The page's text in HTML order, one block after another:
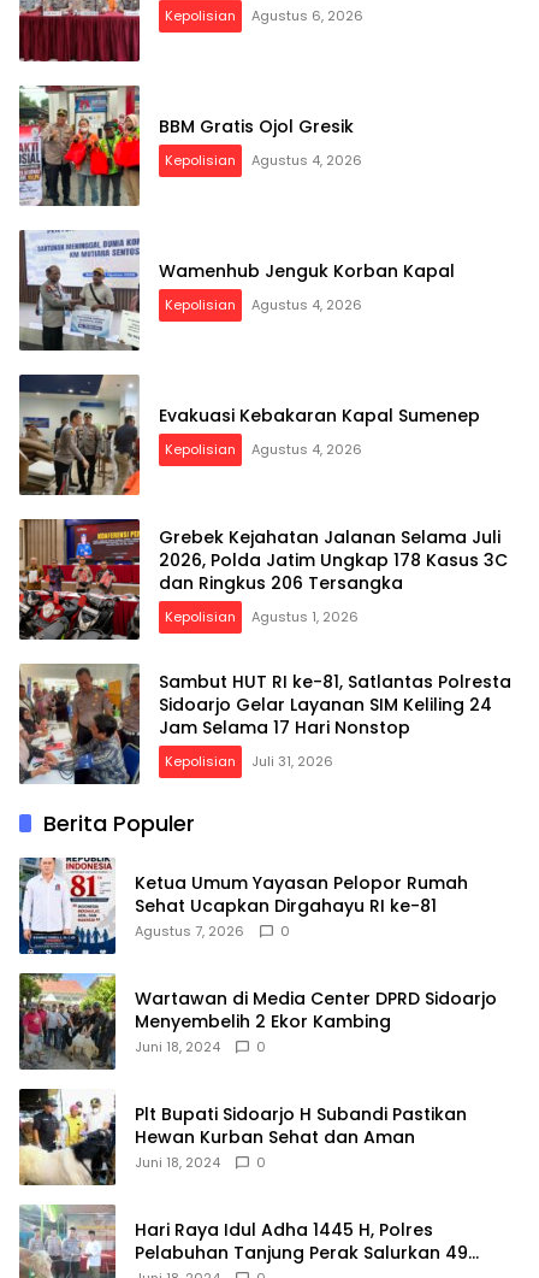
Kepolisian Agustus 6, 2026
BBM Gratis Ojol Gresik
Kepolisian Agustus 4, 2026
Wamenhub Jenguk Korban Kapal
Kepolisian Agustus 4, 2026
Evakuasi Kebakaran Kapal Sumenep
Kepolisian Agustus 4, 2026
Grebek Kejahatan Jalanan Selama Juli
2026, Polda Jatim Ungkap 178 Kasus 3C
dan Ringkus 206 Tersangka
Kepolisian Agustus 1, 2026
Sambut HUT RI ke-81, Satlantas Polresta
Sidoarjo Gelar Layanan SIM Keliling 24
Jam Selama 17 Hari Nonstop
Kepolisian Juli 31, 2026
Berita Populer
Ketua Umum Yayasan Pelopor Rumah
Sehat Ucapkan Dirgahayu RI ke-81
Agustus 7, 2026 0
Wartawan di Media Center DPRD Sidoarjo
Menyembelih 2 Ekor Kambing
Juni 18, 2024 0
Plt Bupati Sidoarjo H Subandi Pastikan
Hewan Kurban Sehat dan Aman
Juni 18, 2024 0
Hari Raya Idul Adha 1445 H, Polres
Pelabuhan Tanjung Perak Salurkan 49